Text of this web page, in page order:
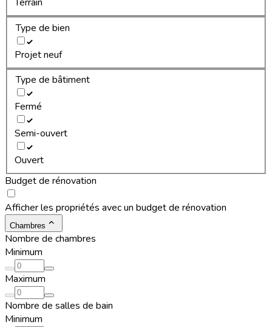
Type de bien
Projet neuf
Type de bâtiment
Fermé
Semi-ouvert
Ouvert
Budget de rénovation
Afficher les propriétés avec un budget de rénovation
Chambres
Nombre de chambres
Minimum
Maximum
Nombre de salles de bain
Minimum